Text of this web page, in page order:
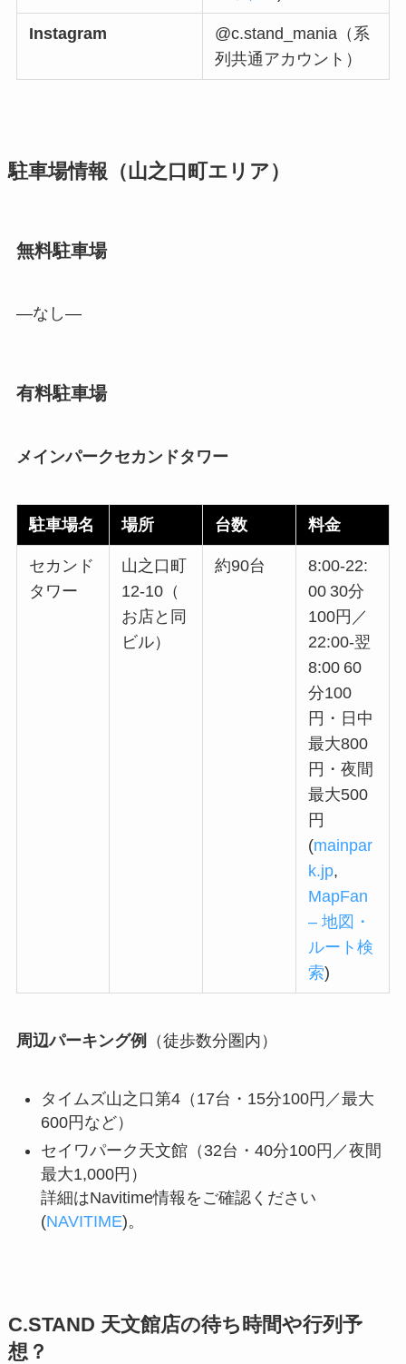
Instagram
@c.stand_mania（系
列共通アカウント）
駐車場情報（山之口町エリア）
無料駐車場
—なし—
有料駐車場
メインパークセカンドタワー
駐車場名 場所 台数 料金
セカンド
タワー
山之口町
12‑10（
お店と同
ビル）
約90台
8:00‑22:
00 30分
100円／
22:00‑翌
8:00 60
分100
円・日中
最大800
円・夜間
最大500
円
(mainpar
k.jp,
MapFan
– 地図・
ルート検
索)
周辺パーキング例 （徒歩数分圏内）
タイムズ山之口第4（17台・15分100円／最大
600円など）
セイワパーク天文館（32台・40分100円／夜間
最大1,000円）
詳細はNavitime情報をご確認ください
(NAVITIME)。
C.STAND 天文館店の待ち時間や行列予
想？